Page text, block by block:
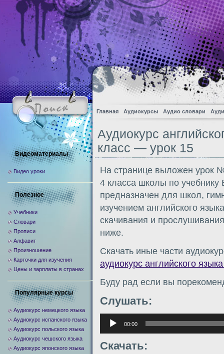
Главная Аудиокурсы Аудио словари
Аудиокурс
класс — урок 15
На странице выложен урок
4 класса школы по
предназначен для школ,
изучением английского
скачивания и
ниже.
Скачать иные части
аудиокурс английского
Буду рад если вы
Слушать:
Аудиоплеер
00:00
Скачать:
Видеоматериалы
Видео уроки
Полезное
Учебники
Словари
Прописи
Алфавит
Произношение
Карточки для изучения
Цены и зарплаты в странах
Популярные курсы
Аудиокурс немецкого языка
Аудиокурс испанского языка
Аудиокурс польского языка
Аудиокурс чешского языка
Аудиокурс японского языка